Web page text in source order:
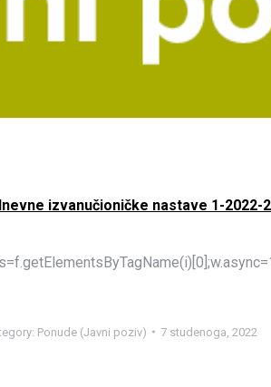
izvanučioničke nastave 1-2022-
Ponude (Javni poziv) 7 studenoga, 2022